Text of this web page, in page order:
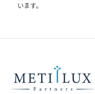
います。